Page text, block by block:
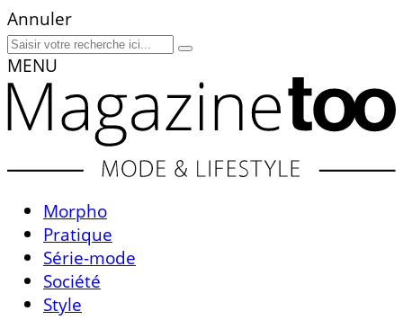
Annuler
MENU
Morpho
Pratique
Série-mode
Société
Style